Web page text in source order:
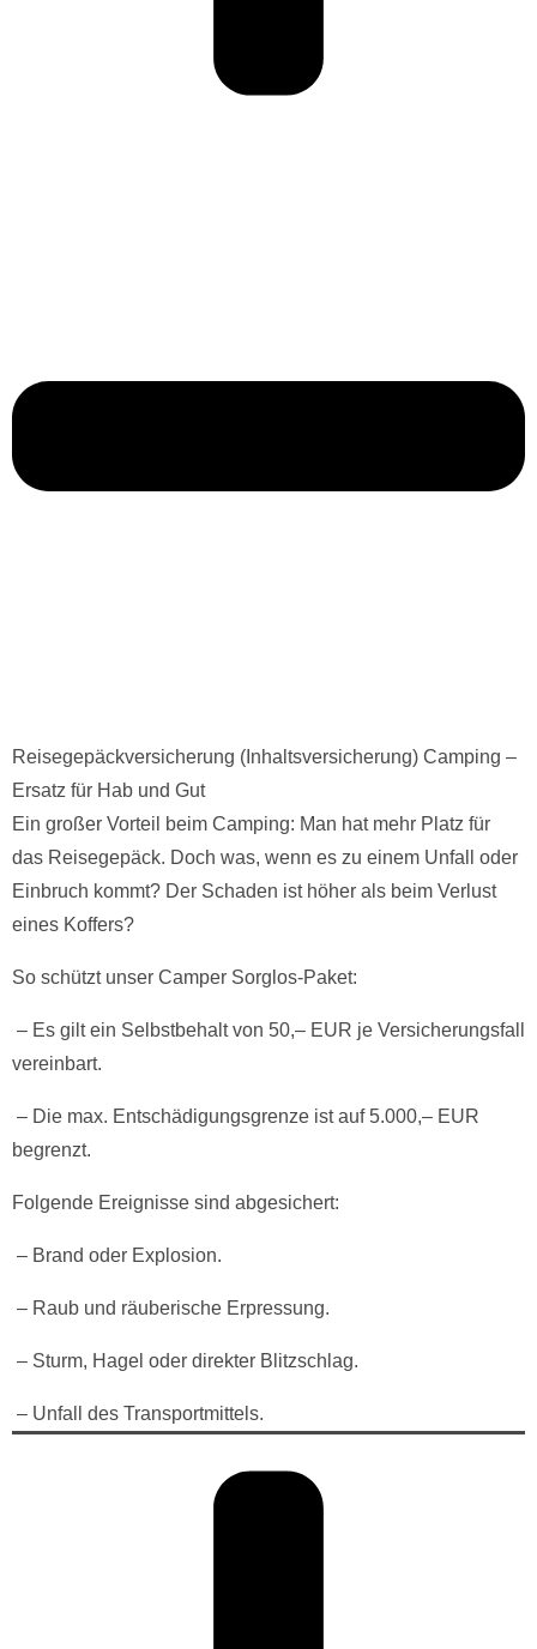
Reisegepäckversicherung (Inhaltsversicherung) Camping –
Ersatz für Hab und Gut
Ein großer Vorteil beim Camping: Man hat mehr Platz für
das Reisegepäck. Doch was, wenn es zu einem Unfall oder
Einbruch kommt? Der Schaden ist höher als beim Verlust
eines Koffers?
So schützt unser Camper Sorglos-Paket:
– Es gilt ein Selbstbehalt von 50,– EUR je Versicherungsfall
vereinbart.
– Die max. Entschädigungsgrenze ist auf 5.000,– EUR
begrenzt.
Folgende Ereignisse sind abgesichert:
– Brand oder Explosion.
– Raub und räuberische Erpressung.
– Sturm, Hagel oder direkter Blitzschlag.
– Unfall des Transportmittels.